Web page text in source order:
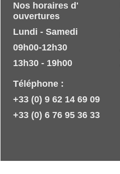
Nos horaires d'
ouvertures
Lundi - Samedi
09h00-12h30
13h30 - 19h00
Téléphone :
+33 (0) 9 62 14 69 09
+33 (0) 6 76 95 36 33